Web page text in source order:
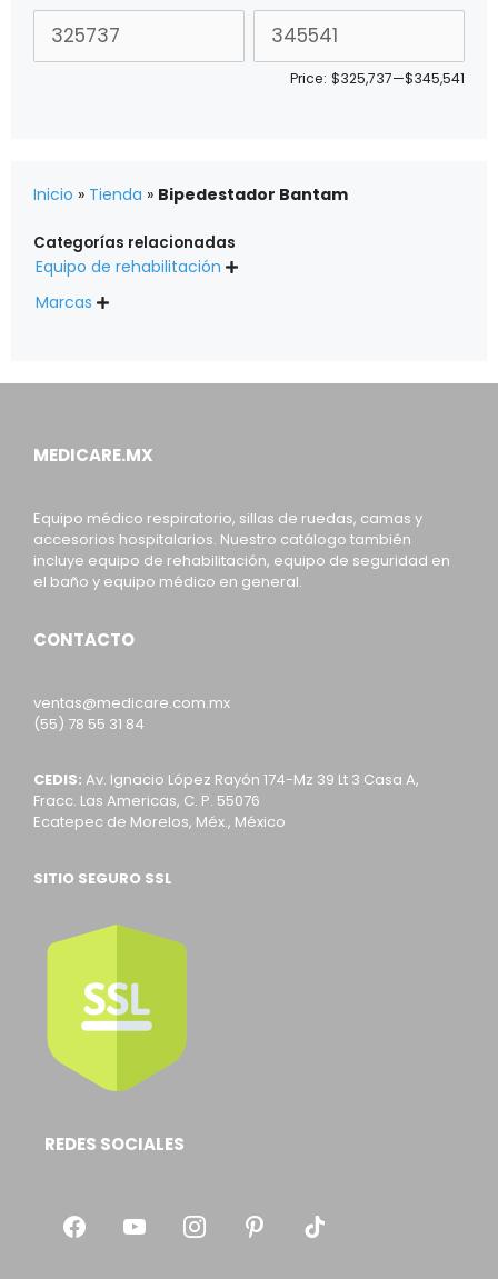
Price: $325,737—$345,541
Inicio » Tienda » Bipedestador Bantam
Categorías relacionadas
Equipo de rehabilitación 
Marcas 
MEDICARE.MX
Equipo médico respiratorio, sillas de ruedas, camas y
accesorios hospitalarios. Nuestro catálogo también
incluye equipo de rehabilitación, equipo de seguridad en
el baño y equipo médico en general.
CONTACTO
ventas@medicare.com.mx
(55) 78 55 31 84
CEDIS: Av. Ignacio López Rayón 174-Mz 39 Lt 3 Casa A,
Fracc. Las Americas, C. P. 55076
Ecatepec de Morelos, Méx., México
SITIO SEGURO SSL
REDES SOCIALES